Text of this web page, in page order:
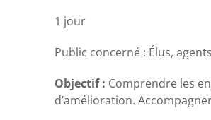
1 jour
Public concerné : Élus, agents
Objectif : Comprendre les
d’amélioration.